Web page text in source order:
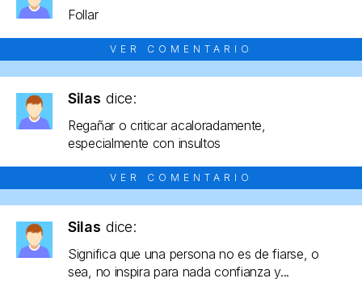
Follar
VER COMENTARIO
Silas dice:
Regañar o criticar acaloradamente,
especialmente con insultos
VER COMENTARIO
Silas dice:
Significa que una persona no es de fiarse, o
sea, no inspira para nada confianza y...